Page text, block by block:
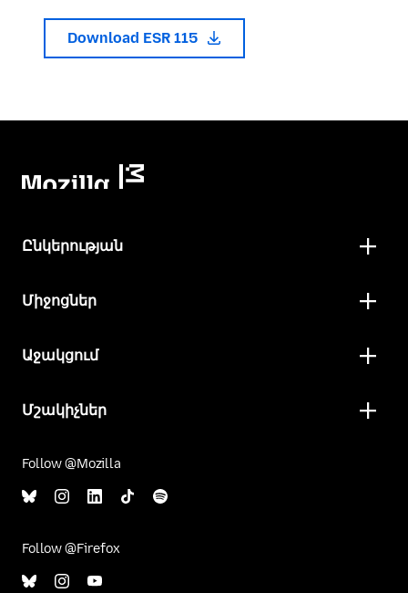
Download ESR 115
Ընկերության
Միջոցներ
Աջակցում
Մշակիչներ
Follow @Mozilla
Follow @Firefox